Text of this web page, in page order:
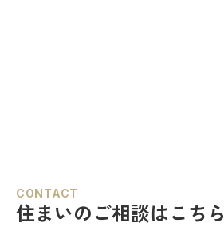
CONTACT
住まいのご相談はこちら